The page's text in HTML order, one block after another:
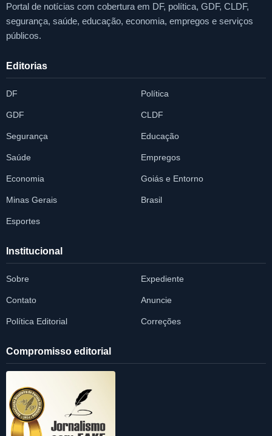
Portal de notícias com cobertura em DF, política, GDF, CLDF,
segurança, saúde, educação, economia, empregos e serviços
públicos.
Editorias
DF Política
GDF CLDF
Segurança Educação
Saúde Empregos
Economia Goiás e Entorno
Minas Gerais Brasil
Esportes
Institucional
Sobre Expediente
Contato Anuncie
Política Editorial Correções
Compromisso editorial